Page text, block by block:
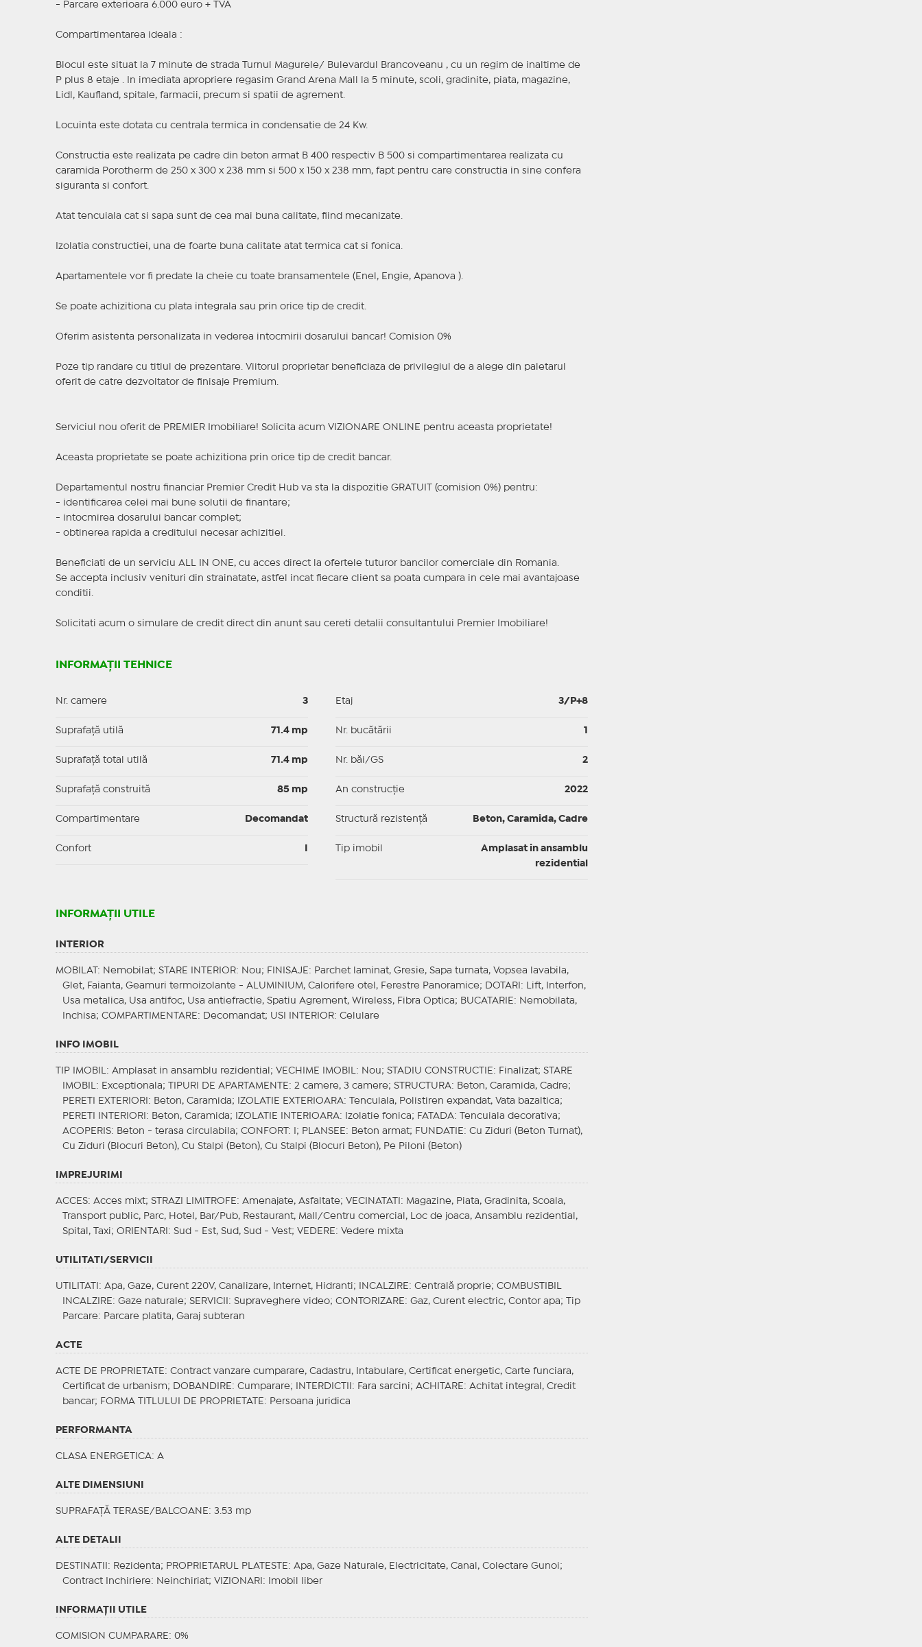
- Parcare exterioara 6.000 euro + TVA
Compartimentarea ideala :
Blocul este situat la 7 minute de strada Turnul Magurele/ Bulevardul Brancoveanu , cu un regim de inaltime de
P plus 8 etaje . In imediata apropriere regasim Grand Arena Mall la 5 minute, scoli, gradinite, piata, magazine,
Lidl, Kaufland, spitale, farmacii, precum si spatii de agrement.
Locuinta este dotata cu centrala termica in condensatie de 24 Kw.
Constructia este realizata pe cadre din beton armat B 400 respectiv B 500 si compartimentarea realizata cu
caramida Porotherm de 250 x 300 x 238 mm si 500 x 150 x 238 mm, fapt pentru care constructia in sine confera
siguranta si confort.
Atat tencuiala cat si sapa sunt de cea mai buna calitate, fiind mecanizate.
Izolatia constructiei, una de foarte buna calitate atat termica cat si fonica.
Apartamentele vor fi predate la cheie cu toate bransamentele (Enel, Engie, Apanova ).
Se poate achizitiona cu plata integrala sau prin orice tip de credit.
Oferim asistenta personalizata in vederea intocmirii dosarului bancar! Comision 0%
Poze tip randare cu titlul de prezentare. Viitorul proprietar beneficiaza de privilegiul de a alege din paletarul
oferit de catre dezvoltator de finisaje Premium.
Serviciul nou oferit de PREMIER Imobiliare! Solicita acum VIZIONARE ONLINE pentru aceasta proprietate!
Aceasta proprietate se poate achizitiona prin orice tip de credit bancar.
Departamentul nostru financiar Premier Credit Hub va sta la dispozitie GRATUIT (comision 0%) pentru:
- identificarea celei mai bune solutii de finantare;
- intocmirea dosarului bancar complet;
- obtinerea rapida a creditului necesar achizitiei.
Beneficiati de un serviciu ALL IN ONE, cu acces direct la ofertele tuturor bancilor comerciale din Romania.
Se accepta inclusiv venituri din strainatate, astfel incat fiecare client sa poata cumpara in cele mai avantajoase
conditii.
Solicitati acum o simulare de credit direct din anunt sau cereti detalii consultantului Premier Imobiliare!
INFORMAȚII TEHNICE
Nr. camere 3
Suprafaţă utilă 71.4 mp
Suprafaţă total utilă 71.4 mp
Suprafaţă construită 85 mp
Compartimentare Decomandat
Confort
Etaj 3/P+8
Nr. bucătării
Nr. băi/GS 2
An construcție 2022
Structură rezistență Beton, Caramida, Cadre
Tip imobil
Amplasat in ansamblu
rezidential
INFORMAŢII UTILE
INTERIOR
MOBILAT : Nemobilat; STARE INTERIOR: Nou; FINISAJE : Parchet laminat, Gresie, Sapa turnata, Vopsea lavabila,
Glet, Faianta, Geamuri termoizolante - ALUMINIUM, Calorifere otel, Ferestre Panoramice;
DOTARI : Lift, Interfon,
Usa metalica, Usa antifoc, Usa antiefractie, Spatiu Agrement, Wireless, Fibra Optica; BUCATARIE : Nemobilata,
Inchisa; COMPARTIMENTARE : Decomandat; USI INTERIOR: Celulare
INFO IMOBIL
TIP IMOBIL : Amplasat in ansamblu rezidential; VECHIME IMOBIL : Nou; STADIU CONSTRUCTIE : Finalizat; STARE
IMOBIL
: Exceptionala; TIPURI DE APARTAMENTE : 2 camere, 3 camere; STRUCTURA: Beton, Caramida, Cadre;
PERETI EXTERIORI : Beton, Caramida; IZOLATIE EXTERIOARA: Tencuiala, Polistiren expandat, Vata bazaltica;
PERETI INTERIORI : Beton, Caramida; IZOLATIE INTERIOARA: Izolatie fonica; FATADA: Tencuiala decorativa;
ACOPERIS: Beton - terasa circulabila; CONFORT : I; PLANSEE : Beton armat; FUNDATIE : Cu Ziduri (Beton Turnat),
Cu Ziduri (Blocuri Beton), Cu Stalpi (Beton), Cu Stalpi (Blocuri Beton), Pe Piloni (Beton)
IMPREJURIMI
ACCES: Acces mixt; STRAZI LIMITROFE : Amenajate, Asfaltate; VECINATATI
: Magazine, Piata, Gradinita, Scoala,
Transport public, Parc, Hotel, Bar/Pub, Restaurant, Mall/Centru comercial, Loc de joaca, Ansamblu rezidential,
Spital, Taxi; ORIENTARI : Sud - Est, Sud, Sud - Vest; VEDERE : Vedere mixta
UTILITATI/SERVICII
UTILITATI : Apa, Gaze, Curent 220V, Canalizare, Internet, Hidranti; INCALZIRE : Centrală proprie; COMBUSTIBIL
INCALZIRE : Gaze naturale; SERVICII : Supraveghere video; CONTORIZARE : Gaz, Curent electric, Contor apa;
Tip
Parcare: Parcare platita, Garaj subteran
ACTE
ACTE DE PROPRIETATE : Contract vanzare cumparare, Cadastru, Intabulare, Certificat energetic, Carte funciara,
Certificat de urbanism;
DOBANDIRE : Cumparare; INTERDICTII : Fara sarcini; ACHITARE : Achitat integral, Credit
bancar; FORMA TITLULUI DE PROPRIETATE : Persoana juridica
PERFORMANTA
CLASA ENERGETICA: A
ALTE DIMENSIUNI
SUPRAFAȚĂ TERASE/BALCOANE: 3.53 mp
ALTE DETALII
DESTINATII : Rezidenta; PROPRIETARUL PLATESTE : Apa, Gaze Naturale, Electricitate, Canal, Colectare Gunoi;
Contract Inchiriere: Neinchiriat; VIZIONARI : Imobil liber
INFORMAŢII UTILE
COMISION CUMPARARE: 0%